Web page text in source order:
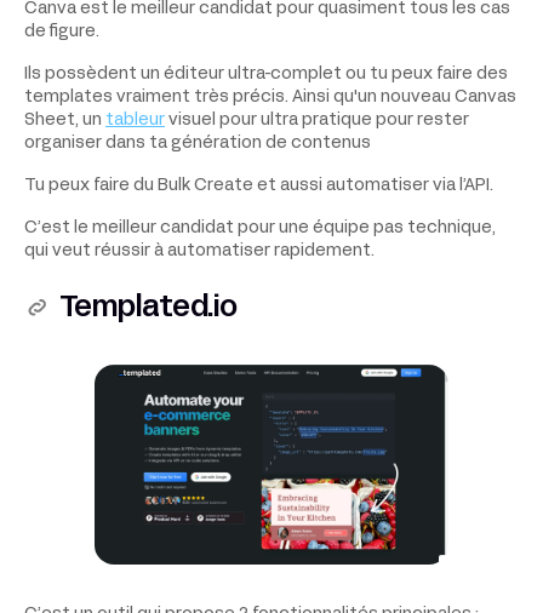
Canva est le meilleur candidat pour quasiment tous les cas
de figure.
Ils possèdent un éditeur ultra-complet ou tu peux faire des
templates vraiment très précis. Ainsi qu'un nouveau Canvas
Sheet, un tableur visuel pour ultra pratique pour rester
organiser dans ta génération de contenus
Tu peux faire du Bulk Create et aussi automatiser via l’API.
C’est le meilleur candidat pour une équipe pas technique,
qui veut réussir à automatiser rapidement.
Templated.io